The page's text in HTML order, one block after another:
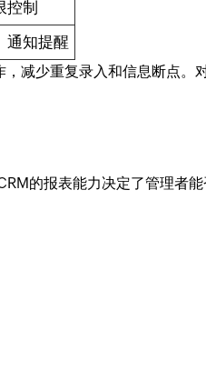
控制
通知提醒
减少重复录入和信息断点。
的报表能力决定了管理者